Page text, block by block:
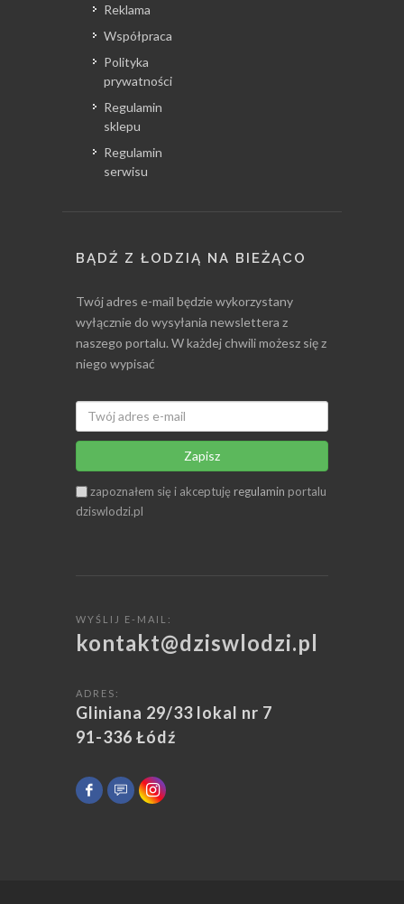
Reklama
Współpraca
Polityka
prywatności
Regulamin
sklepu
Regulamin
serwisu
BĄDŹ Z ŁODZIĄ NA BIEŻĄCO
Twój adres e-mail będzie wykorzystany
wyłącznie do wysyłania newslettera z
naszego portalu. W każdej chwili możesz się z
niego wypisać
Zapisz
zapoznałem się i akceptuję regulamin portalu
dziswlodzi.pl
WYŚLIJ E-MAIL:
kontakt@dziswlodzi.pl
ADRES:
Gliniana 29/33 lokal nr 7
91-336 Łódź